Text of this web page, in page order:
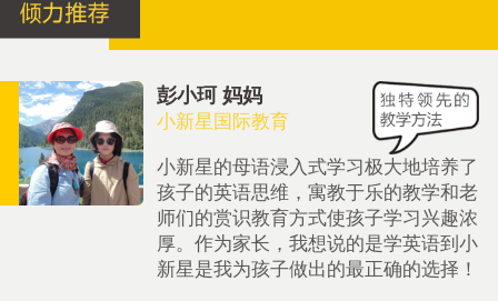
彭小珂 妈妈
小新星国际教育
小新星的母语浸入式学习极大地培养了
孩子的英语思维，寓教于乐的教学和老
师们的赏识教育方式使孩子学习兴趣浓
厚。作为家长，我想说的是学英语到小
新星是我为孩子做出的最正确的选择！